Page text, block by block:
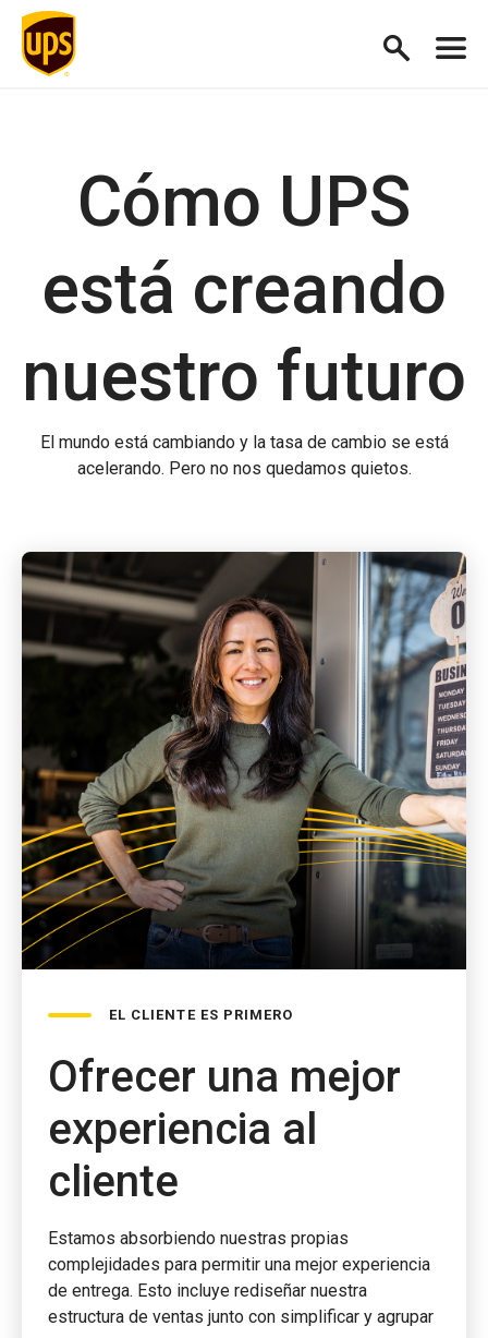
Cómo UPS
está creando
nuestro futuro
El mundo está cambiando y la tasa de cambio se está
acelerando. Pero no nos quedamos quietos.
EL CLIENTE ES PRIMERO
Ofrecer una mejor
experiencia al
cliente
Estamos absorbiendo nuestras propias
complejidades para permitir una mejor experiencia
de entrega. Esto incluye rediseñar nuestra
estructura de ventas junto con simplificar y agrupar